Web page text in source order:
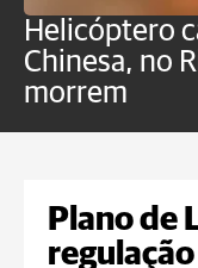
Helicóptero
Chinesa, no
morrem
Plano de